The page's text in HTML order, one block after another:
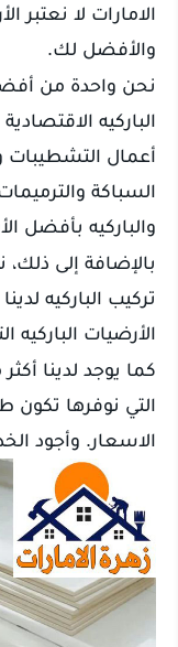
الامارات لا نعتبر
والأفضل لك.
نحن واحدة من
الباركيه
أعمال التشطيبات
السباكة
والباركيه بأفضل
بالإضافة إلى
تركيب الباركيه
الأرضيات الباركيه
كما يوجد لدينا
التي نوفرها
الاسعار. وأجود